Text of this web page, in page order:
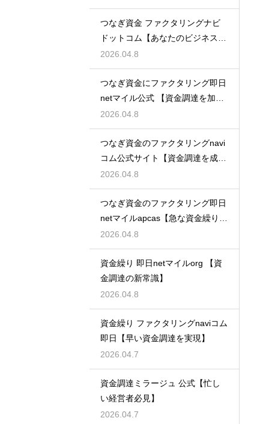
つなぎ資金 ファクタリングナビ
ドットコム【あなたのビジネスを
支える】
2026.04.8
つなぎ資金にファクタリング即日
netマイル公式 【資金調達を加速
させる】
2026.04.8
つなぎ資金のファクタリングnavi
コム公式サイト【資金調達を成功
に導く】
2026.04.8
つなぎ資金のファクタリング即日
netマイルapcas【急な資金繰りに
も安心】
2026.04.8
資金繰り 即日netマイルorg 【資
金調達の新常識】
2026.04.8
資金繰り ファクタリングnaviコム
即日【早い資金調達を実現】
2026.04.7
資金調達ミラージュ 公式【忙し
い経営者必見】
2026.04.7